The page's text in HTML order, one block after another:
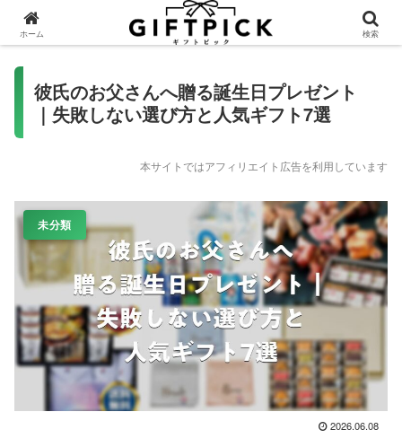
彼氏のお父さんへ贈る誕生日プレゼント
｜失敗しない選び方と人気ギフト7選
本サイトではアフィリエイト広告を利用しています
未分類
2026.06.08
ホーム 検索